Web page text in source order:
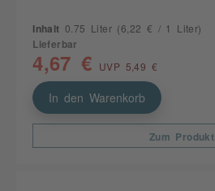
Inhalt 0.75 Liter (6,22 € / 1 Liter)
Lieferbar
4,67 € UVP 5,49 €
In den Warenkorb
Zum Produkt